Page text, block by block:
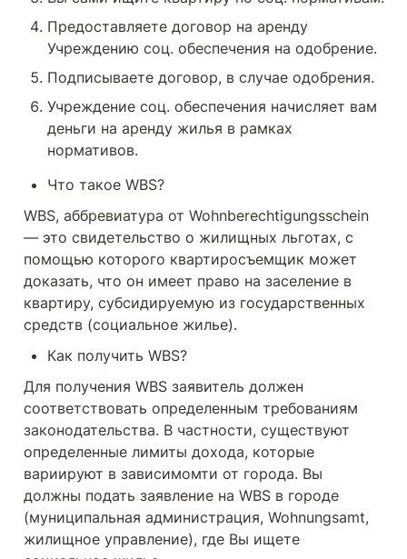
Предоставляете договор на аренду
Учреждению соц. обеспечения на одобрение.
Подписываете договор, в случае одобрения.
Учреждение соц. обеспечения начисляет вам
деньги на аренду жилья в рамках
нормативов.
Что такое WBS?
WBS, аббревиатура от Wohnberechtigungsschein
— это свидетельство о жилищных льготах, с
помощью которого квартиросъемщик может
доказать, что он имеет право на заселение в
квартиру, субсидируемую из государственных
средств (социальное жилье).
Как получить WBS?
Для получения WBS заявитель должен
соответствовать определенным требованиям
законодательства. В частности, существуют
определенные лимиты дохода, которые
вариируют в зависимомти от города. Вы
должны подать заявление на WBS в городе
(муниципальная администрация, Wohnungsamt,
жилищное управление), где Вы ищете